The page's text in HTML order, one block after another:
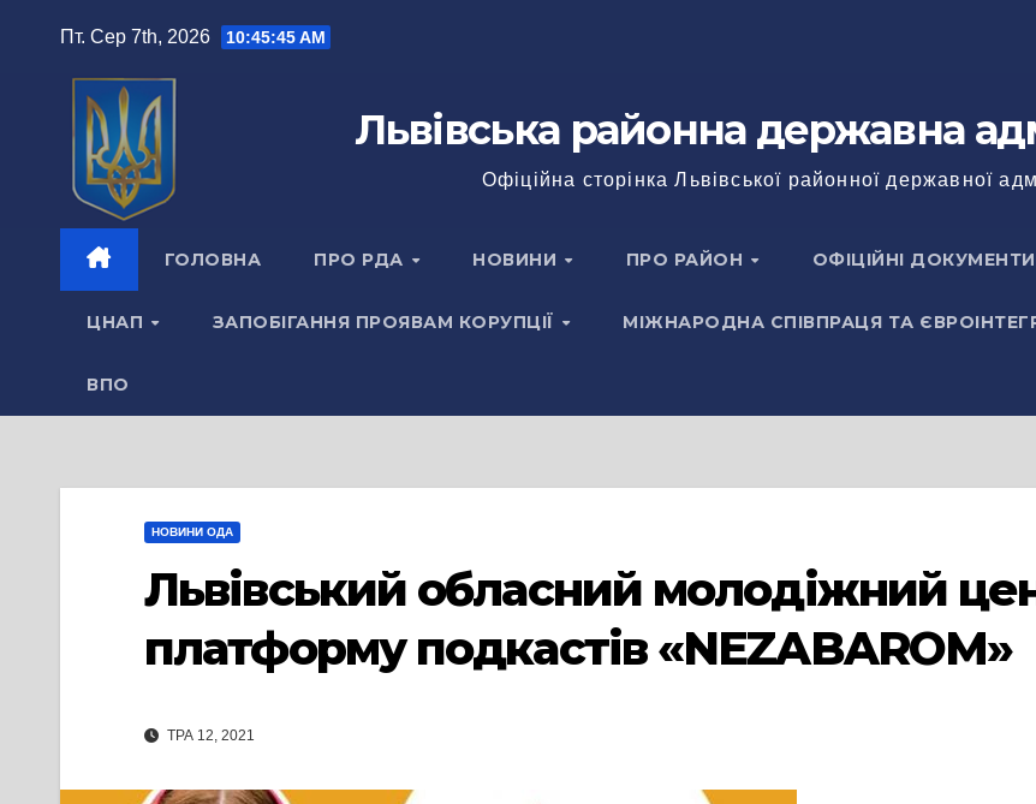
Пт. Сер 7th, 2026 10:45:46 AM
Львівська районна державна
Офіційна сторінка Львівської районної державної
ГОЛОВНА ПРО РДА НОВИНИ ПРО РАЙОН ОФІЦІЙНІ ДОКУМЕНТИ
ЦНАП ЗАПОБІГАННЯ ПРОЯВАМ КОРУПЦІЇ МІЖНАРОДНА СПІВПРАЦЯ ТА
ВПО
НОВИНИ ОДА
Львівський обласний молодіжний
платформу подкастів «NEZABAROM»
ТРА 12, 2021